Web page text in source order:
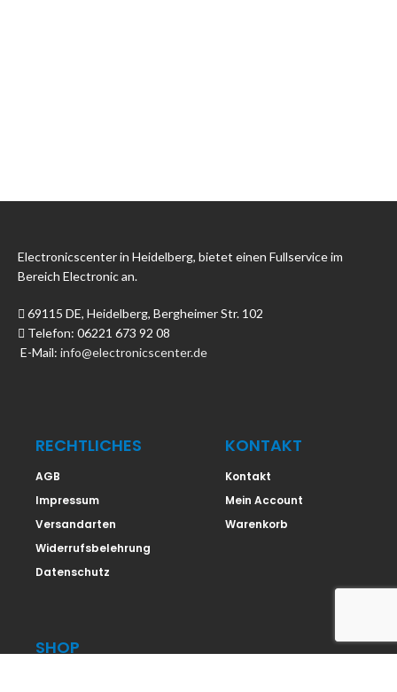
Electronicscenter in Heidelberg, bietet einen Fullservice im
Bereich Electronic an.
69115 DE, Heidelberg, Bergheimer Str. 102
Telefon: 06221 673 92 08
E-Mail:info@electronicscenter.de
RECHTLICHES
AGB
Impressum
Versandarten
Widerrufsbelehrung
Datenschutz
KONTAKT
Kontakt
Mein Account
Warenkorb
SHOP